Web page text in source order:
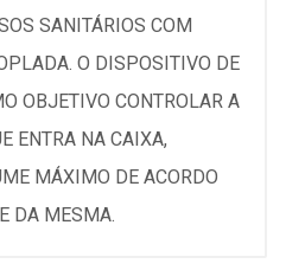
SANITÁRIOS COM
O DISPOSITIVO DE
OBJETIVO CONTROLAR A
ENTRA NA CAIXA,
MÁXIMO DE ACORDO
DA MESMA.